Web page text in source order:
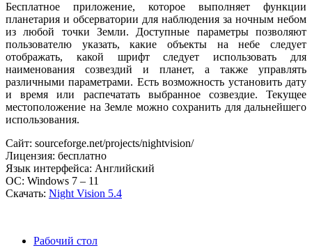
Бесплатное приложение, которое выполняет функции
планетария и обсерватории для наблюдения за ночным небом
из любой точки Земли. Доступные параметры позволяют
пользователю указать, какие объекты на небе следует
отображать, какой шрифт следует использовать для
наименования созвездий и планет, а также управлять
различными параметрами. Есть возможность установить дату
и время или распечатать выбранное созвездие. Текущее
местоположение на Земле можно сохранить для дальнейшего
использования.
Сайт: sourceforge.net/projects/nightvision/
Лицензия: бесплатно
Язык интерфейса: Английский
ОС: Windows 7 – 11
Скачать: Night Vision 5.4
Рабочий стол